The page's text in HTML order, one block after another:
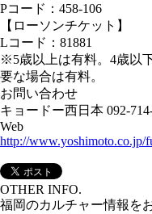
Pコード：458-106
【ローソンチケット】
Lコード：81881
※5歳以上は有料。4歳以
要な場合は有料。
お問い合わせ
キョードー西日本 092-
Web
http://www.yoshimoto.co.jp/
OTHER INFO.
福岡のカルチャー情報を